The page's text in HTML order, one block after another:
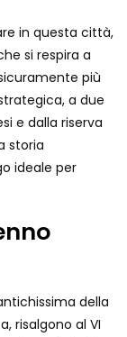
in questa città,
si respira a
più
a due
e dalla riserva
storia
ideale per
della
risalgono al VI